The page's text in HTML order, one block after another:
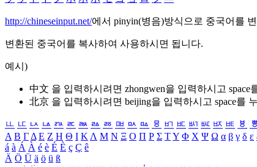
http://chineseinput.net/에서 pinyin(병음)방식으로 중국어를
변환된 중국어를 복사하여 사용하시면 됩니다.
예시)
中文 을 입력하시려면 zhongwen을 입력하시고 space
北京 을 입력하시려면 beijing을 입력하시고 space를
ㅥ ㅦ ㅧ ㅨ ㅩ ㅪ ㅫ ㅬ ㅭ ㅮ ㅯ ㅰ ㅱ ㅲ ㅳ ㅴ ㅵ ㅶ ㅷ ㅸ ㅹ
Α Β ΓΔ Ε Ζ Η Θ Ι ΚΛ Μ Ν Ξ Ο Π Ρ Σ ΤΥ Φ Χ Ψ Ω α β γ δ ε
á à Á À é è É È ç Ç ê
Ä Ö Ü ä ö ü ß